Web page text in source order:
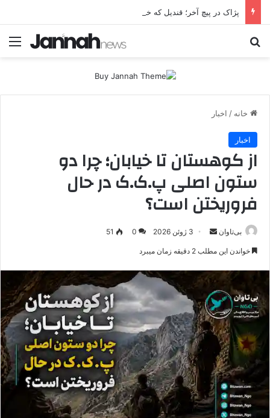
خانه / اخبار
اخبار
از کوهستان تا خیابان؛ چرا دو
ستون اصلی پ.ک.ک در حال
فروریختن است؟
بی‌تاوان
ر
ا
ی
م
3 ژوئن 2026 0
51
خواندن این مطلب 2 دقیقه زمان میبرد